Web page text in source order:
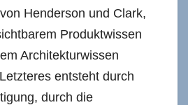
Henderson und Clark,
Produktwissen
Architekturwissen
entsteht durch
durch die